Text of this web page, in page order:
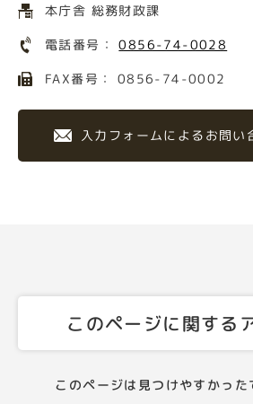
本庁舎 総務財政課
電話番号：0856-74-0028
FAX番号： 0856-74-0002
入力フォームによるお問い
このページに関する
このページは見つけやすかった